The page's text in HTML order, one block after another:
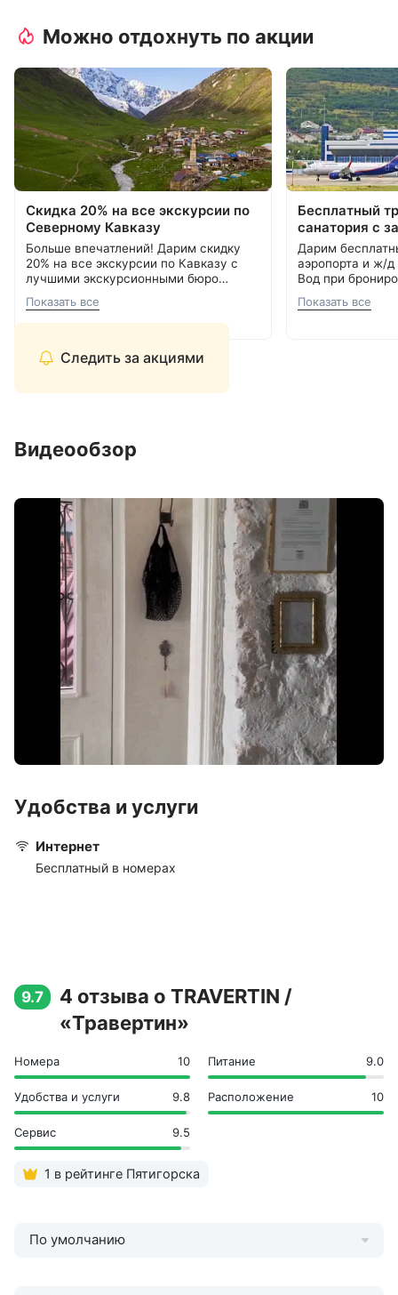
Можно отдохнуть по акции
Следить за акциями
Скидка 20% на все экскурсии по
Северному Кавказу
Больше впечатлений! Дарим скидку
20% на все экскурсии по Кавказу с
лучшими экскурсионными бюро
самые красивые места России.
Прекрасная возможность сэкономить
С теплом и заботой, Курорт26.ру
Показать все
Бесплатный
санатория с
Дарим
аэропорта и ж/
Вод при
8 800 700-15-77
Показать все
Видеообзор
Удобства и услуги
Интернет
Бесплатный в номерах
9.7
4 отзыва о TRAVERTIN /
«Травертин»
Номера 10 Питание 9.0
Удобства и услуги 9.8 Расположение 10
Сервис 9.5
1 в рейтинге Пятигорска
По умолчанию